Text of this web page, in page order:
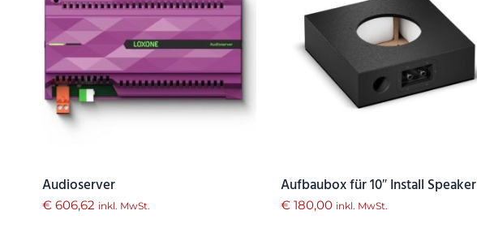
Audioserver
€ 606,62 inkl. MwSt.
Aufbaubox für 10″ Install Speaker
€ 180,00 inkl. MwSt.